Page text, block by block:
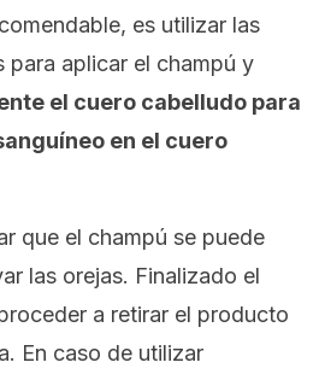
es utilizar las
para aplicar el champú y
el cuero cabelludo para
en el cuero
que el champú se puede
las orejas. Finalizado el
a retirar el producto
En caso de utilizar